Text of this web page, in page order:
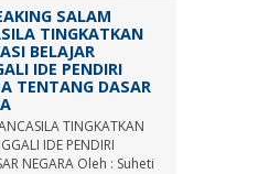
SALAM
TINGKATKAN
BELAJAR
IDE PENDIRI
TENTANG DASAR
TINGKATKAN
IDE PENDIRI
NEGARA Oleh : Suheti